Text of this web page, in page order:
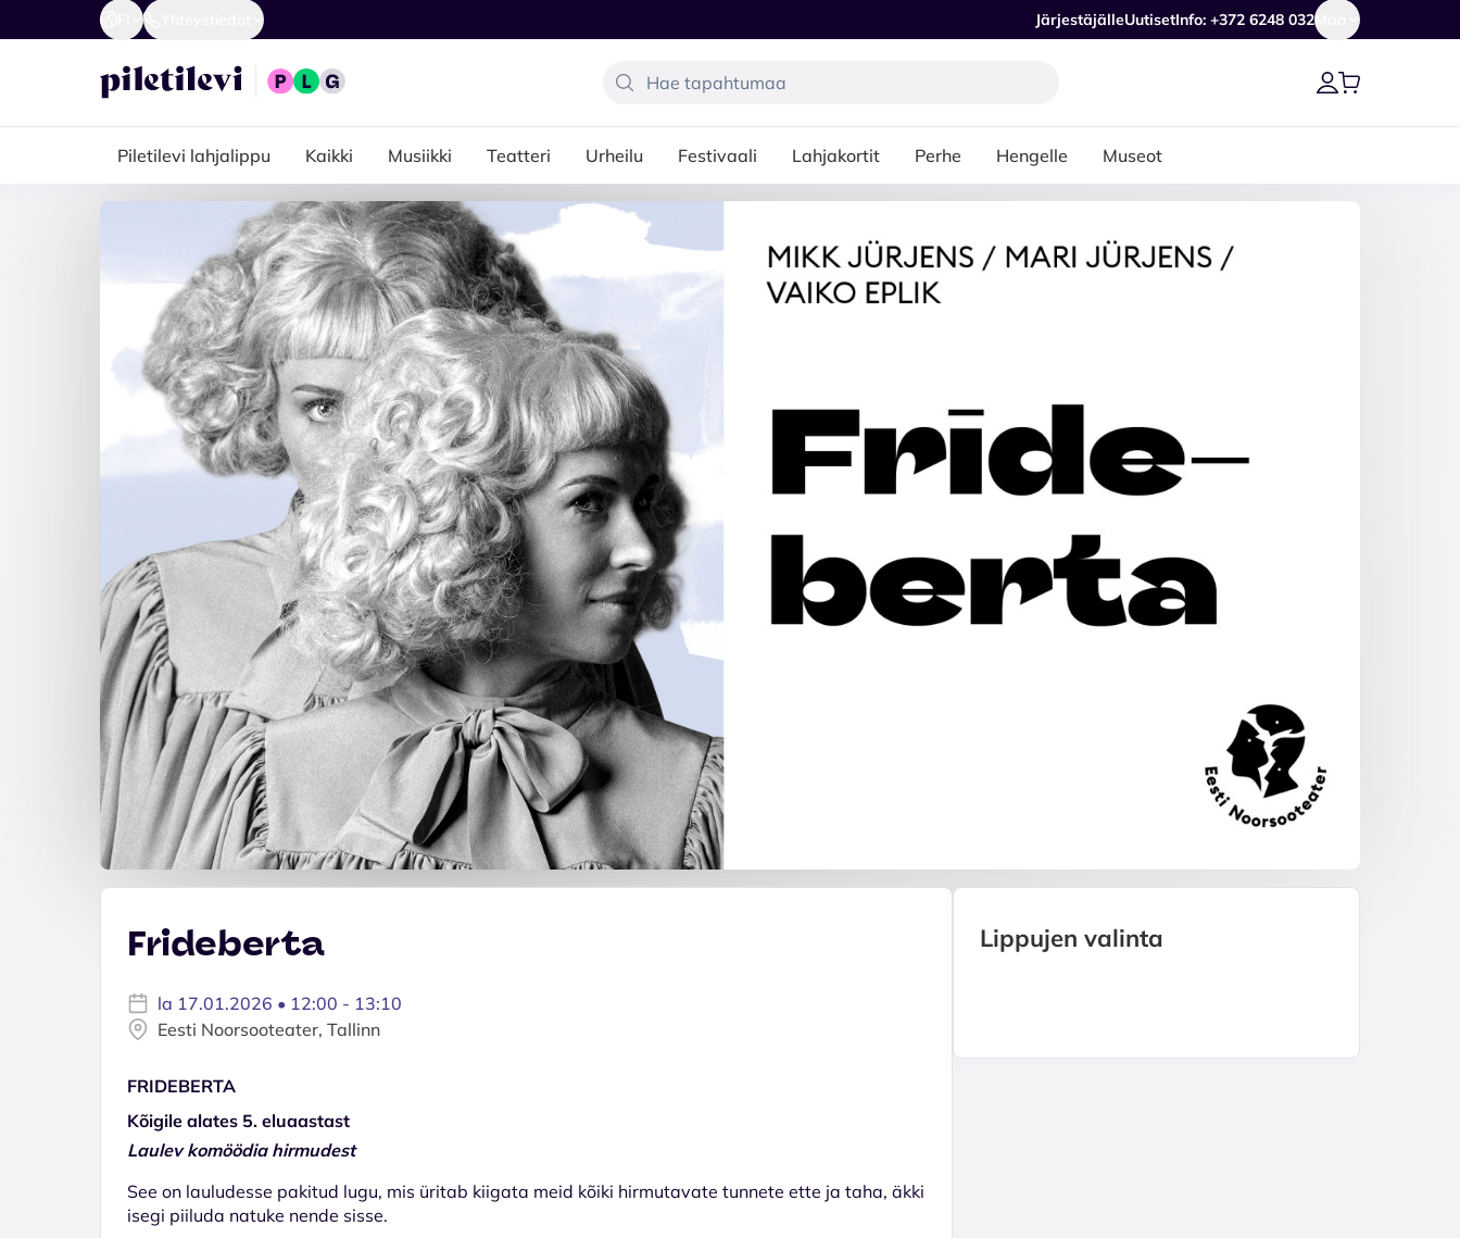
JärjestäjälleUutisetInfo: +372 6248 032Maa
Piletilevi lahjalippu Kaikki Musiikki Teatteri Urheilu Festivaali Lahjakortit Perhe Hengelle Museot
Frideberta
la 17.01.2026 • 12:00 - 13:10
Eesti Noorsooteater, Tallinn
FRIDEBERTA
Kõigile alates 5. eluaastast
Laulev komöödia hirmudest
See on lauludesse pakitud lugu, mis üritab kiigata meid kõiki hirmutavate tunnete ette ja taha, äkki
isegi piiluda natuke nende sisse.
Lippujen valinta